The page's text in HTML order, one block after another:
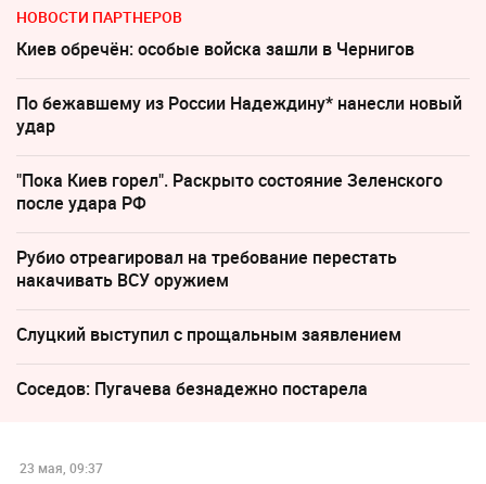
НОВОСТИ ПАРТНЕРОВ
Киев обречён: особые войска зашли в Чернигов
По бежавшему из России Надеждину* нанесли новый
удар
"Пока Киев горел". Раскрыто состояние Зеленского
после удара РФ
Рубио отреагировал на требование перестать
накачивать ВСУ оружием
Слуцкий выступил с прощальным заявлением
Соседов: Пугачева безнадежно постарела
23 мая, 09:37